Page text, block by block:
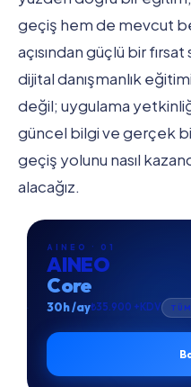
geçiş hem de mevcut
açısından güçlü bir
dijital danışmanlık
değil; uygulama
güncel bilgi ve gerçek
geçiş yolunu nasıl
alacağız.
AINEO · 01
AINEO
Core
30h /ay₺35.900 +KDV